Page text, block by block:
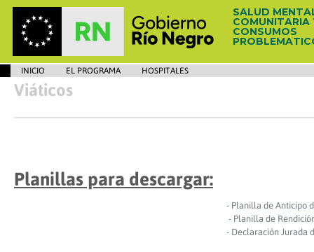
SALUD
COMUNITARIA
CONSUMOS
INICIO EL PROGRAMA HOSPITALES
Viáticos
Planillas para descargar:
- Planilla de Anticipo de
- Planilla de Rendición de
- Declaración Jurada de